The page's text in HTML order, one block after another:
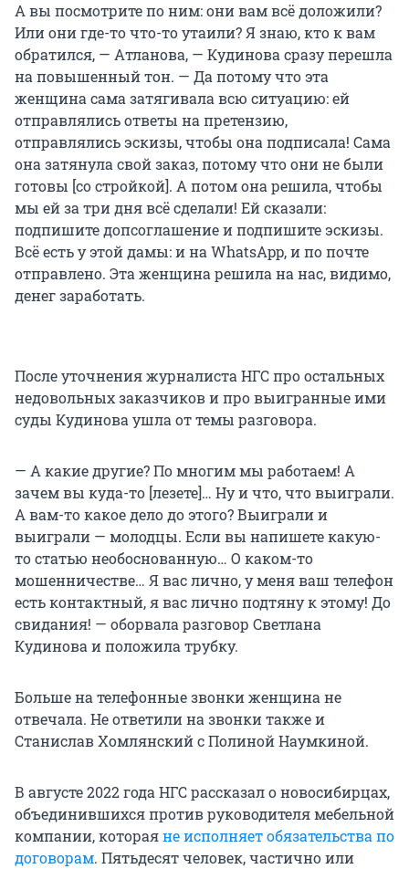
А вы посмотрите по ним: они вам всё доложили?
Или они где-то что-то утаили? Я знаю, кто к вам
обратился, — Атланова, — Кудинова сразу перешла
на повышенный тон. — Да потому что эта
женщина сама затягивала всю ситуацию: ей
отправлялись ответы на претензию,
отправлялись эскизы, чтобы она подписала! Сама
она затянула свой заказ, потому что они не были
готовы [со стройкой]. А потом она решила, чтобы
мы ей за три дня всё сделали! Ей сказали:
подпишите допсоглашение и подпишите эскизы.
Всё есть у этой дамы: и на WhatsApp, и по почте
отправлено. Эта женщина решила на нас, видимо,
денег заработать.
После уточнения журналиста НГС про остальных
недовольных заказчиков и про выигранные ими
суды Кудинова ушла от темы разговора.
— А какие другие? По многим мы работаем! А
зачем вы куда-то [лезете]… Ну и что, что выиграли.
А вам-то какое дело до этого? Выиграли и
выиграли — молодцы. Если вы напишете какую-
то статью необоснованную… О каком-то
мошенничестве… Я вас лично, у меня ваш телефон
есть контактный, я вас лично подтяну к этому! До
свидания! — оборвала разговор Светлана
Кудинова и положила трубку.
Больше на телефонные звонки женщина не
отвечала. Не ответили на звонки также и
Станислав Хомлянский с Полиной Наумкиной.
В августе 2022 года НГС рассказал о новосибирцах,
объединившихся против руководителя мебельной
компании, котораяне исполняет обязательства по
договорам. Пятьдесят человек, частично или